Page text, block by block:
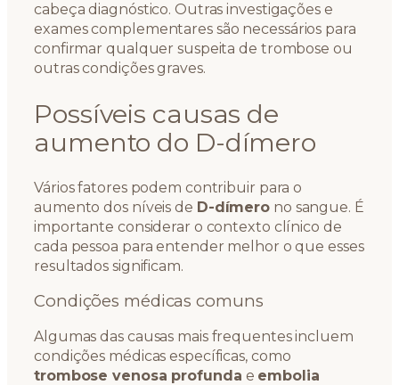
cabeça diagnóstico. Outras investigações e
exames complementares são necessários para
confirmar qualquer suspeita de trombose ou
outras condições graves.
Possíveis causas de
aumento do D-dímero
Vários fatores podem contribuir para o
aumento dos níveis de D-dímero no sangue. É
importante considerar o contexto clínico de
cada pessoa para entender melhor o que esses
resultados significam.
Condições médicas comuns
Algumas das causas mais frequentes incluem
condições médicas específicas, como
trombose venosa profunda e embolia